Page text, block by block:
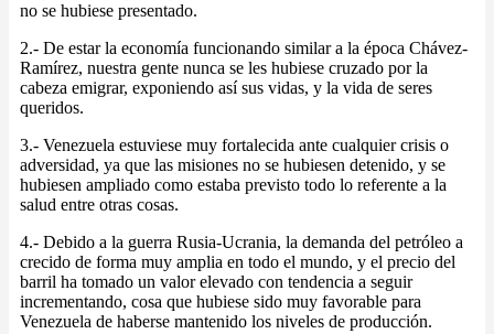
no se hubiese presentado.
2.- De estar la economía funcionando similar a la época Chávez-
Ramírez, nuestra gente nunca se les hubiese cruzado por la
cabeza emigrar, exponiendo así sus vidas, y la vida de seres
queridos.
3.- Venezuela estuviese muy fortalecida ante cualquier crisis o
adversidad, ya que las misiones no se hubiesen detenido, y se
hubiesen ampliado como estaba previsto todo lo referente a la
salud entre otras cosas.
4.- Debido a la guerra Rusia-Ucrania, la demanda del petróleo a
crecido de forma muy amplia en todo el mundo, y el precio del
barril ha tomado un valor elevado con tendencia a seguir
incrementando, cosa que hubiese sido muy favorable para
Venezuela de haberse mantenido los niveles de producción.